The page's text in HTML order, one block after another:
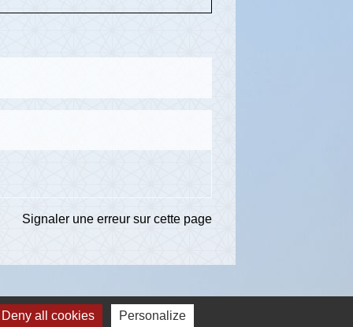
Signaler une erreur sur cette page
all cookies Personalize